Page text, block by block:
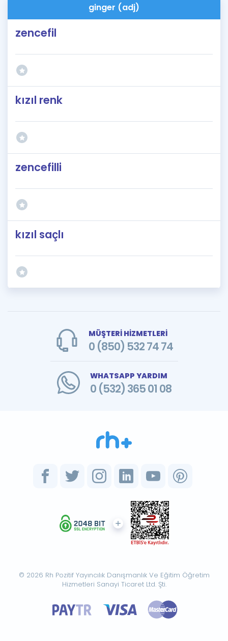
ginger (adj)
zencefil
kızıl renk
zencefilli
kızıl saçlı
MÜŞTERİ HİZMETLERİ
0 (850) 532 74 74
WHATSAPP YARDIM
0 (532) 365 01 08
© 2026 Rh Pozitif Yayıncılık Danışmanlık Ve Eğitim Öğretim
Hizmetleri Sanayi Ticaret Ltd. Şti.